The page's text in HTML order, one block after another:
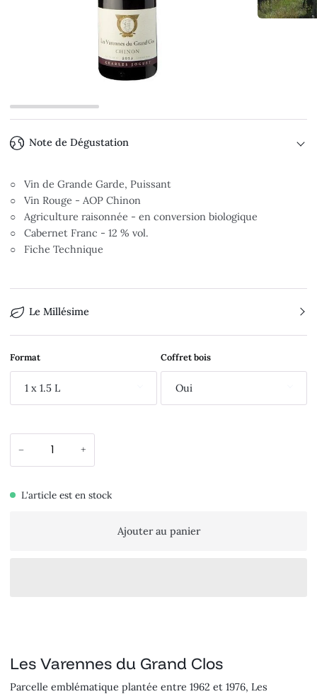
Note de Dégustation
○ Vin de Grande Garde, Puissant
○ Vin Rouge - AOP Chinon
○ Agriculture raisonnée - en conversion biologique
○ Cabernet Franc - 12 % vol.
○ Fiche Technique
Le Millésime
Format
1 x 1.5 L
Coffret bois
Oui
− +
L'article est en stock
Ajouter au panier
Les Varennes du Grand Clos
Parcelle emblématique plantée entre 1962 et 1976, Les